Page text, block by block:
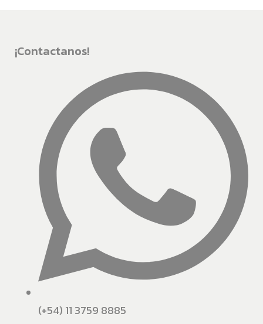
¡Contactanos!
(+54) 11 3759 8885